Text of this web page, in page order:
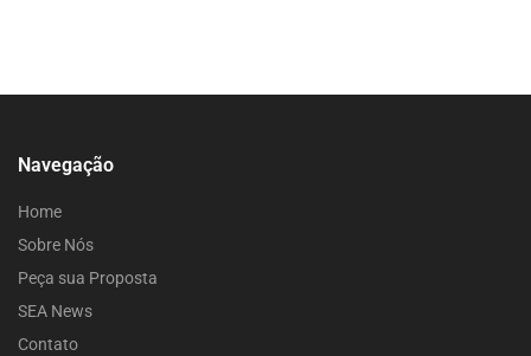
Navegação
Home
Sobre Nós
Peça sua Proposta
SEA News
Contato